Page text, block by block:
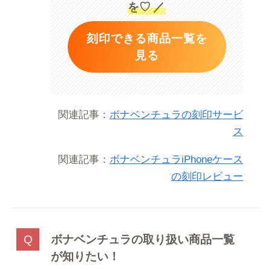
を♡／
刻印できる商品一覧を
見る
関連記事： ボナベンチュラの刻印サービ
ス
関連記事： ボナベンチュラiPhoneケース
の刻印レビュー
ボナベンチュラの取り扱い商品一覧
が知りたい！